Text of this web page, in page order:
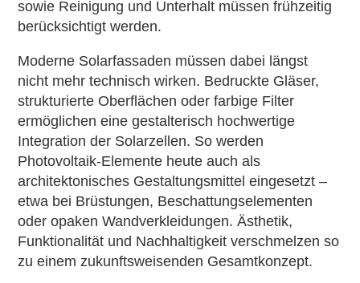
sowie Reinigung und Unterhalt müssen frühzeitig
berücksichtigt werden.
Moderne Solarfassaden müssen dabei längst
nicht mehr technisch wirken. Bedruckte Gläser,
strukturierte Oberflächen oder farbige Filter
ermöglichen eine gestalterisch hochwertige
Integration der Solarzellen. So werden
Photovoltaik-Elemente heute auch als
architektonisches Gestaltungsmittel eingesetzt –
etwa bei Brüstungen, Beschattungselementen
oder opaken Wandverkleidungen. Ästhetik,
Funktionalität und Nachhaltigkeit verschmelzen so
zu einem zukunftsweisenden Gesamtkonzept.